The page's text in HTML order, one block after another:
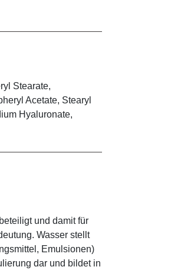
Stearate,
Acetate, Stearyl
Hyaluronate,
und damit für
Wasser stellt
Emulsionen)
dar und bildet in